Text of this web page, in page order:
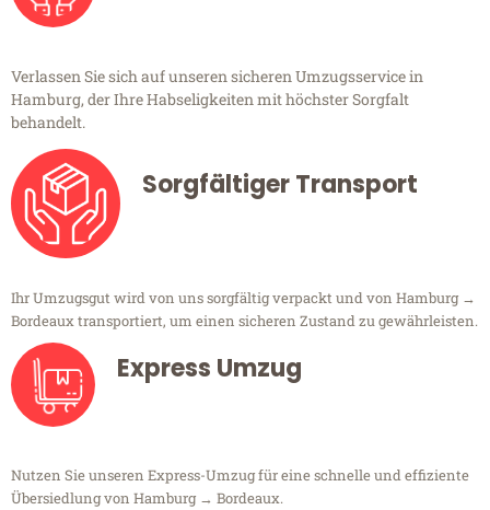
Verlassen Sie sich auf unseren sicheren Umzugsservice in
Hamburg, der Ihre Habseligkeiten mit höchster Sorgfalt
behandelt.
Sorgfältiger Transport
Ihr Umzugsgut wird von uns sorgfältig verpackt und von Hamburg →
Bordeaux transportiert, um einen sicheren Zustand zu gewährleisten.
Express Umzug
Nutzen Sie unseren Express-Umzug für eine schnelle und effiziente
Übersiedlung von Hamburg → Bordeaux.